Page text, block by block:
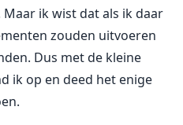
ik wist dat als ik daar
zouden uitvoeren
Dus met de kleine
ik op en deed het enige